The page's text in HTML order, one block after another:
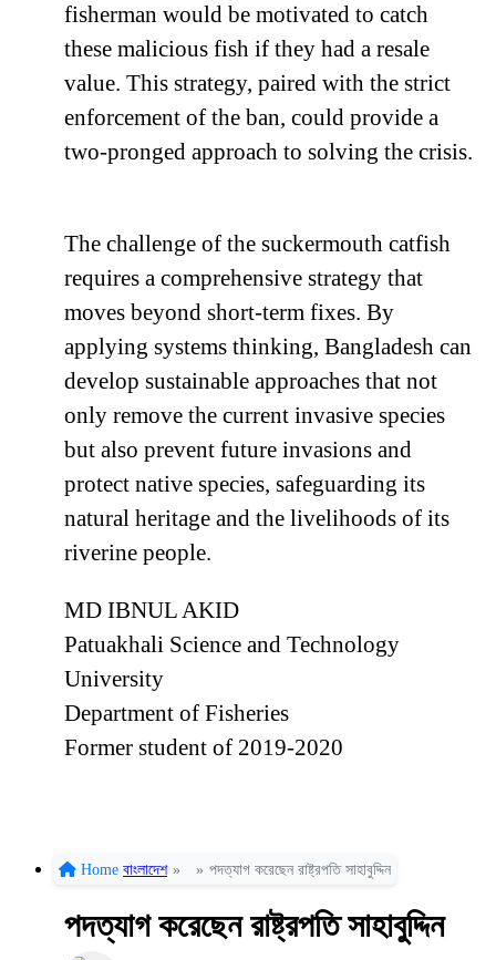
fisherman would be motivated to catch
these malicious fish if they had a resale
value. This strategy, paired with the strict
enforcement of the ban, could provide a
two-pronged approach to solving the crisis.
The challenge of the suckermouth catfish
requires a comprehensive strategy that
moves beyond short-term fixes. By
applying systems thinking, Bangladesh can
develop sustainable approaches that not
only remove the current invasive species
but also prevent future invasions and
protect native species, safeguarding its
natural heritage and the livelihoods of its
riverine people.
MD IBNUL AKID
Patuakhali Science and Technology
University
Department of Fisheries
Former student of 2019-2020
Home বাংলাদেশ » » পদত্যাগ করেছেন রাষ্ট্রপতি সাহাবুদ্দিন
পদত্যাগ করেছেন রাষ্ট্রপতি সাহাবুদ্দিন